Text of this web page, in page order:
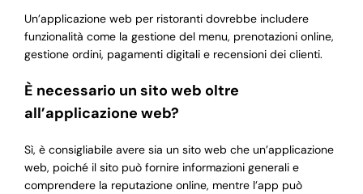
Un’applicazione web per ristoranti dovrebbe includere
funzionalità come la gestione del menu, prenotazioni online,
gestione ordini, pagamenti digitali e recensioni dei clienti.
È necessario un sito web oltre
all’applicazione web?
Sì, è consigliabile avere sia un sito web che un’applicazione
web, poiché il sito può fornire informazioni generali e
comprendere la reputazione online, mentre l’app può